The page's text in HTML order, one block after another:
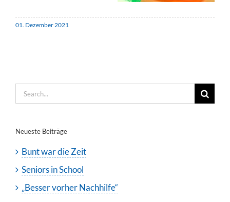
01. Dezember 2021
Search
for:
Neueste Beiträge
Bunt war die Zeit
Seniors in School
„Besser vorher Nachhilfe“